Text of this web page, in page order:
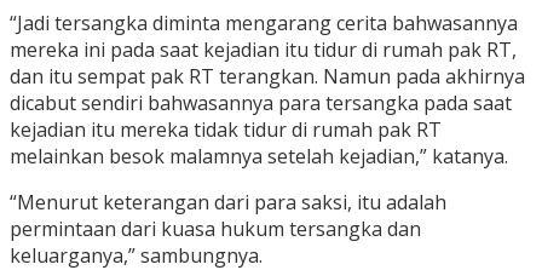
“Jadi tersangka diminta mengarang cerita bahwasannya
mereka ini pada saat kejadian itu tidur di rumah pak RT,
dan itu sempat pak RT terangkan. Namun pada akhirnya
dicabut sendiri bahwasannya para tersangka pada saat
kejadian itu mereka tidak tidur di rumah pak RT
melainkan besok malamnya setelah kejadian,” katanya.
“Menurut keterangan dari para saksi, itu adalah
permintaan dari kuasa hukum tersangka dan
keluarganya,” sambungnya.